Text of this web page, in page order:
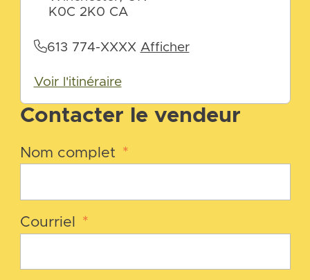
Contacter le vendeur
Nom complet *
Courriel *
K0C 2K0 CA
613 774-XXXX Afficher
Voir l'itinéraire